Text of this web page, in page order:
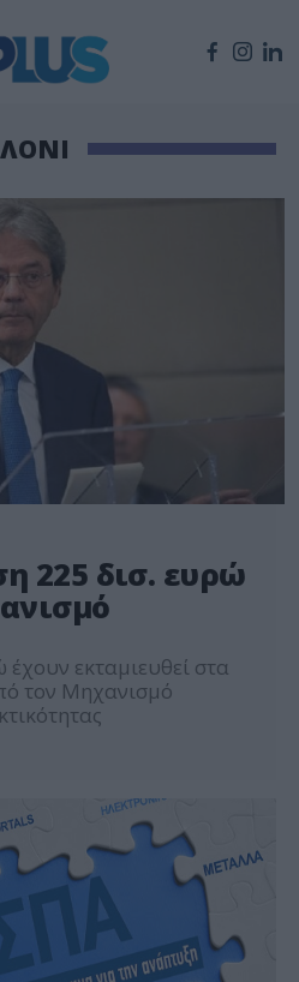
225 δισ. ευρώ
εκταμιευθεί στα
τον Μηχανισμό